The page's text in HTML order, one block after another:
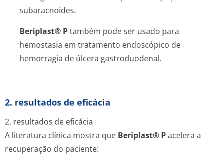
subaracnoides.
Beriplast® Ptambém pode ser usado para
hemostasia em tratamento endoscópico de
hemorragia de úlcera gastroduodenal.
2. resultados de eficácia
2. resultados de eficácia
A literatura clínica mostra que Beriplast® Pacelera a
recuperação do paciente: